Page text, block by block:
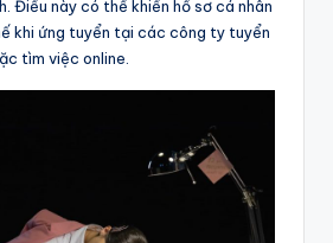
Điều này có thể khiến hồ sơ cá nhân
khi ứng tuyển tại các công ty tuyển
tìm việc online.